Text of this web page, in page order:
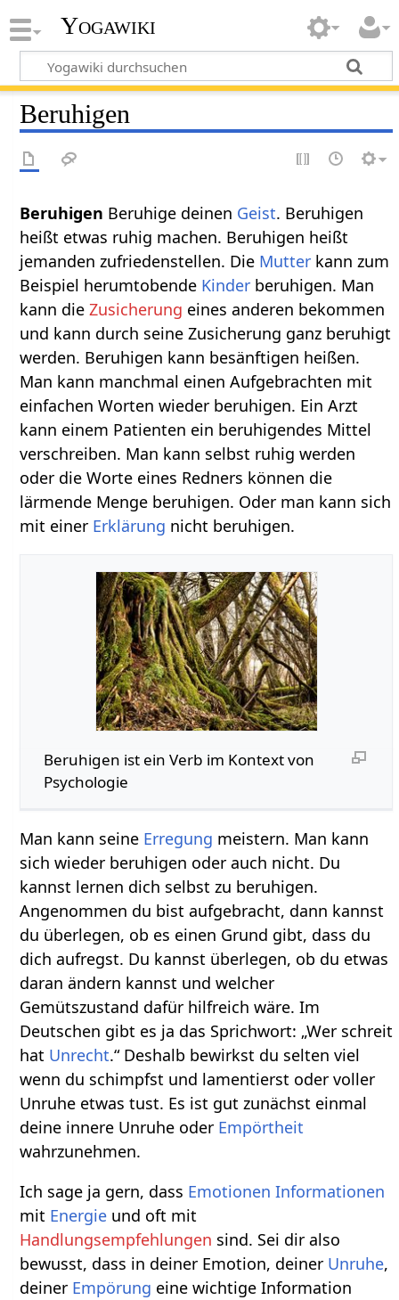
Yogawiki
Beruhigen
Beruhige deinen Geist. Beruhigen
heißt etwas ruhig machen. Beruhigen heißt
jemanden zufriedenstellen. Die Mutter kann zum
Beispiel herumtobende Kinder beruhigen. Man
kann dieZusicherung eines anderen bekommen
und kann durch seine Zusicherung ganz beruhigt
werden. Beruhigen kann besänftigen heißen.
Man kann manchmal einen Aufgebrachten mit
einfachen Worten wieder beruhigen. Ein Arzt
kann einem Patienten ein beruhigendes Mittel
verschreiben. Man kann selbst ruhig werden
oder die Worte eines Redners können die
lärmende Menge beruhigen. Oder man kann sich
mit einer Erklärung nicht beruhigen.
Beruhigen‏‎ ist ein Verb im Kontext von
Psychologie
Man kann seine Erregung meistern. Man kann
sich wieder beruhigen oder auch nicht. Du
kannst lernen dich selbst zu beruhigen.
Angenommen du bist aufgebracht, dann kannst
du überlegen, ob es einen Grund gibt, dass du
dich aufregst. Du kannst überlegen, ob du etwas
daran ändern kannst und welcher
Gemütszustand dafür hilfreich wäre. Im
Deutschen gibt es ja das Sprichwort: „Wer schreit
hat Unrecht.“ Deshalb bewirkst du selten viel
wenn du schimpfst und lamentierst oder voller
Unruhe etwas tust. Es ist gut zunächst einmal
deine innere Unruhe oder Empörtheit
wahrzunehmen.
Ich sage ja gern, dass Emotionen Informationen
mit Energie und oft mit
Handlungsempfehlungen sind. Sei dir also
bewusst, dass in deiner Emotion, deiner Unruhe,
deiner Empörung eine wichtige Information